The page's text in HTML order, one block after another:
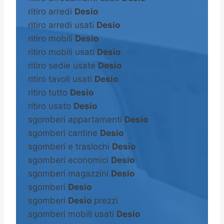
ritiro arredi Desio
ritiro arredi usati Desio
ritiro mobili Desio
ritiro mobili usati Desio
ritiro sedie usate Desio
ritiro tavoli usati Desio
ritiro tutto Desio
ritiro usato Desio
sgomberi appartamenti Desio
sgomberi cantine Desio
sgomberi e traslochi Desio
sgomberi economici Desio
sgomberi magazzini Desio
sgomberi Desio
sgomberi Desio prezzi
sgomberi mobili usati Desio